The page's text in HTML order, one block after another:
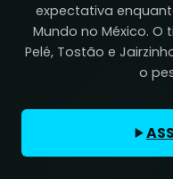
expectativa
Mundo no México.
Pelé, Tostão e
o